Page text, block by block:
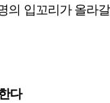
의 입꼬리가 올라갈
다